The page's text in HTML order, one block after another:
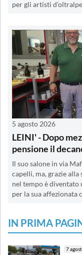
per gli artisti
5 agosto 2026
LEINI' - Dopo
pensione il
Il suo salone in via
capelli, ma, grazie alla
nel tempo è diventato
per la sua affezionata
IN PRIMA
7